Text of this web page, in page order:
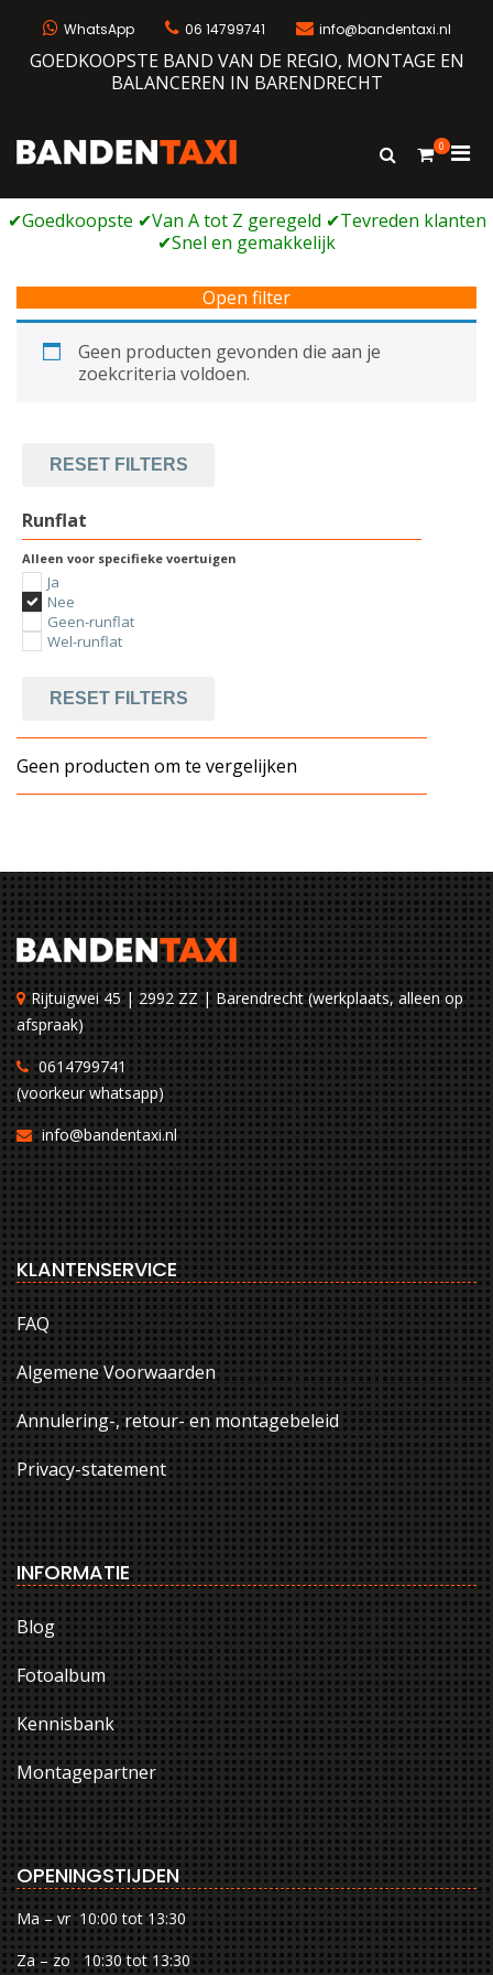
WhatsApp 06 14799741 info@bandentaxi.nl
GOEDKOOPSTE BAND VAN DE REGIO, MONTAGE EN
BALANCEREN IN BARENDRECHT
Bandengarage met eigen webshop
Toon
0
voor
Open filter
Geen producten gevonden die aan je
zoekcriteria voldoen.
RESET FILTERS
Runflat
Alleen voor specifieke voertuigen
Ja
Nee
Geen-runflat
Wel-runflat
RESET FILTERS
Geen producten om te vergelijken
Rijtuigwei 45 | 2992 ZZ | Barendrecht (werkplaats, alleen op
afspraak)
0614799741
(voorkeur whatsapp)
info@bandentaxi.nl
KLANTENSERVICE
FAQ
Algemene Voorwaarden
Annulering-, retour- en montagebeleid
Privacy-statement
INFORMATIE
Blog
Fotoalbum
Kennisbank
Montagepartner
OPENINGSTIJDEN
Ma – vr 10:00 tot 13:30
Za – zo 10:30 tot 13:30